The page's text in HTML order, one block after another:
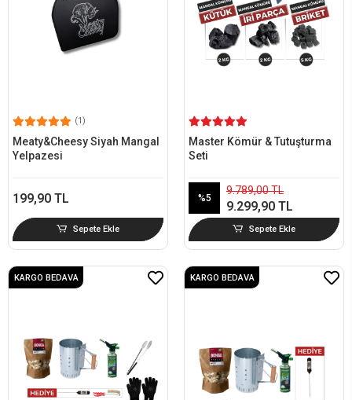
(1)
Meaty&Cheesy Siyah Mangal
Yelpazesi
199,90 TL
Sepete Ekle
Master Kömür & Tutuşturma
Seti
%5
9.789,00 TL
9.299,90 TL
Sepete Ekle
KARGO BEDAVA KARGO BEDAVA